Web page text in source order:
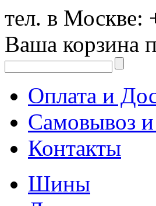
тел. в Москве:
Ваша корзина
Оплата и
Самовывоз
Контакты
Шины